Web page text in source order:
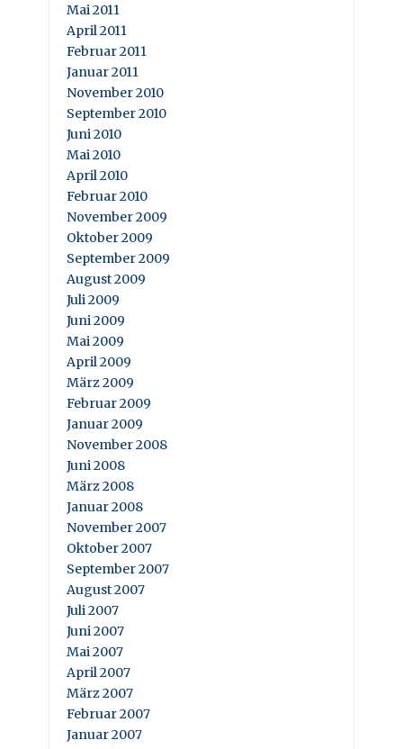
Mai 2011
April 2011
Februar 2011
Januar 2011
November 2010
September 2010
Juni 2010
Mai 2010
April 2010
Februar 2010
November 2009
Oktober 2009
September 2009
August 2009
Juli 2009
Juni 2009
Mai 2009
April 2009
März 2009
Februar 2009
Januar 2009
November 2008
Juni 2008
März 2008
Januar 2008
November 2007
Oktober 2007
September 2007
August 2007
Juli 2007
Juni 2007
Mai 2007
April 2007
März 2007
Februar 2007
Januar 2007